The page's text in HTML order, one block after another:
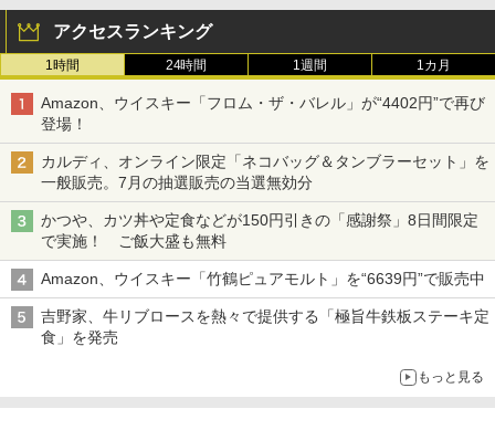
アクセスランキング
1時間 24時間 1週間 1カ月
Amazon、ウイスキー「フロム・ザ・バレル」が“4402円”で再び
登場！
カルディ、オンライン限定「ネコバッグ＆タンブラーセット」を
一般販売。7月の抽選販売の当選無効分
かつや、カツ丼や定食などが150円引きの「感謝祭」8日間限定
で実施！ ご飯大盛も無料
Amazon、ウイスキー「竹鶴ピュアモルト」を“6639円”で販売中
吉野家、牛リブロースを熱々で提供する「極旨牛鉄板ステーキ定
食」を発売
もっと見る